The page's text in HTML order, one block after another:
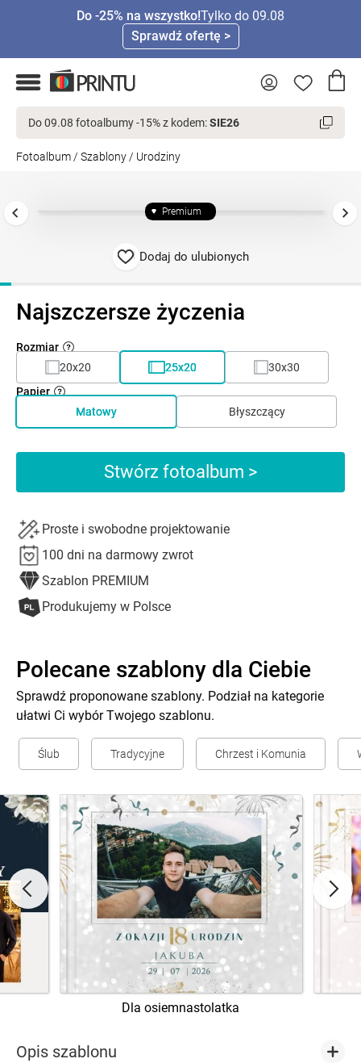
Do -25% na wszystko!Tylko do 09.08
Sprawdź ofertę >
Do 09.08 fotoalbumy -15% z kodem:SIE26
Fotoalbum / Szablony / Urodziny
Premium
Dodaj do ulubionych
Najszczersze życzenia
Rozmiar
20x20
25x20
30x30
Papier
Matowy
Błyszczący
Stwórz fotoalbum >
Proste i swobodne projektowanie
100 dni na darmowy zwrot
Szablon PREMIUM
Produkujemy w Polsce
Polecane szablony dla Ciebie
Sprawdź proponowane szablony. Podział na kategorie
ułatwi Ci wybór Twojego szablonu.
Ślub Tradycyjne Chrzest i Komunia
Dla osiemnastolatka
Opis szablonu